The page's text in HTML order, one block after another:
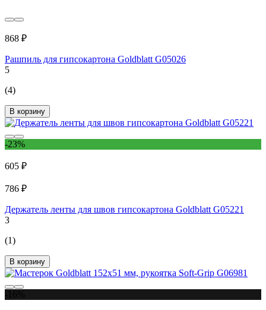
868 ₽
Рашпиль для гипсокартона Goldblatt G05026
5
(4)
В корзину
-23%
605 ₽
786 ₽
Держатель ленты для швов гипсокартона Goldblatt G05221
3
(1)
В корзину